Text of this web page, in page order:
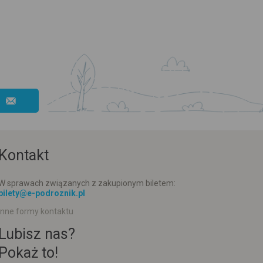
sprawach związanych z zakupionym biletem:
podroznik.pl
formy kontaktu
nas?
to!